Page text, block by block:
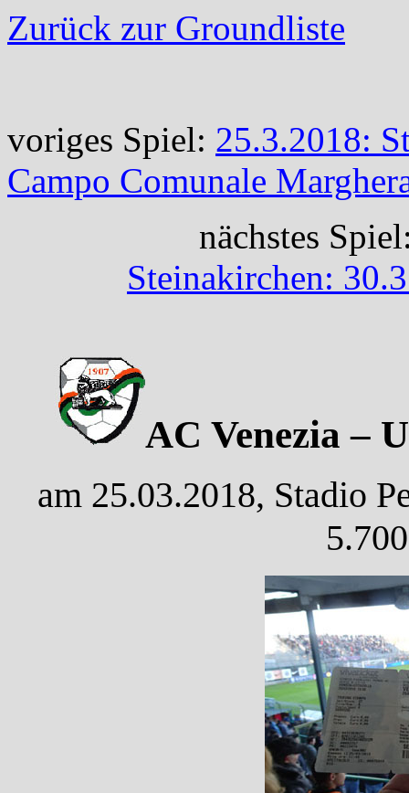
Zurück zur Groundliste
voriges Spiel: 25.3.2018:
Campo Comunale
nächstes
Steinakirchen:
AC Venezia –
am 25.03.2018, Stadio